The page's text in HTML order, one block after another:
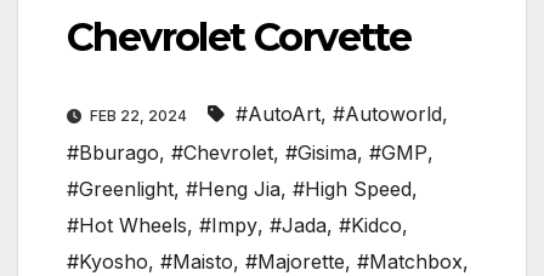
Chevrolet Corvette
FEB 22, 2024 #AutoArt, #Autoworld,
#Bburago, #Chevrolet, #Gisima, #GMP,
#Greenlight, #Heng Jia, #High Speed,
#Hot Wheels, #Impy, #Jada, #Kidco,
#Kyosho, #Maisto, #Majorette, #Matchbox,